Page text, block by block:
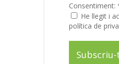
Consentiment:
He llegit i
política de